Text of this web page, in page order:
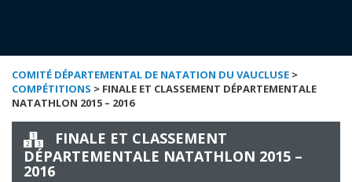
COMITÉ DÉPARTEMENTAL DE NATATION DU VAUCLUSE >
COMPÉTITIONS > FINALE ET CLASSEMENT DÉPARTEMENTALE
NATATHLON 2015 – 2016
FINALE ET CLASSEMENT
DÉPARTEMENTALE NATATHLON 2015 –
2016